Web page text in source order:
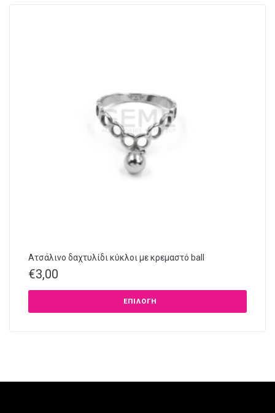
Ατσάλινο δαχτυλίδι κύκλοι με κρεμαστό ball
€3,00
ΕΠΙΛΟΓΉ